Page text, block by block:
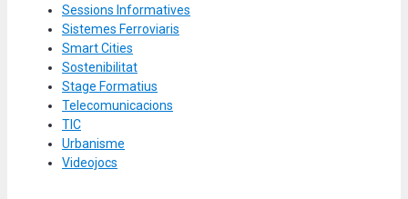
Sessions Informatives
Sistemes Ferroviaris
Smart Cities
Sostenibilitat
Stage Formatius
Telecomunicacions
TIC
Urbanisme
Videojocs